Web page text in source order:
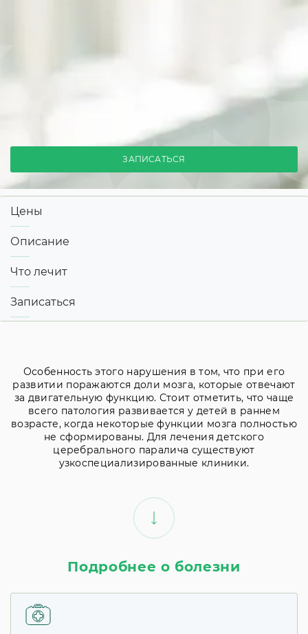
ЗАПИСАТЬСЯ
Цены
Описание
Что лечит
Записаться
Особенность этого нарушения в том, что при его
развитии поражаются доли мозга, которые отвечают
за двигательную функцию. Стоит отметить, что чаще
всего патология развивается у детей в раннем
возрасте, когда некоторые функции мозга полностью
не сформированы. Для лечения детского
церебрального паралича существуют
узкоспециализированные клиники.
Подробнее о болезни